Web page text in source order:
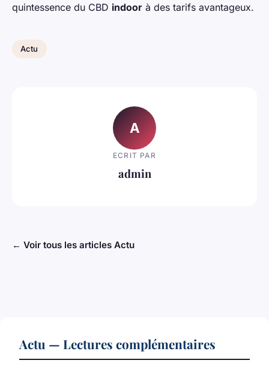
quintessence du CBD indoor à des tarifs avantageux.
Actu
A
ECRIT PAR
admin
← Voir tous les articles Actu
Actu — Lectures complémentaires